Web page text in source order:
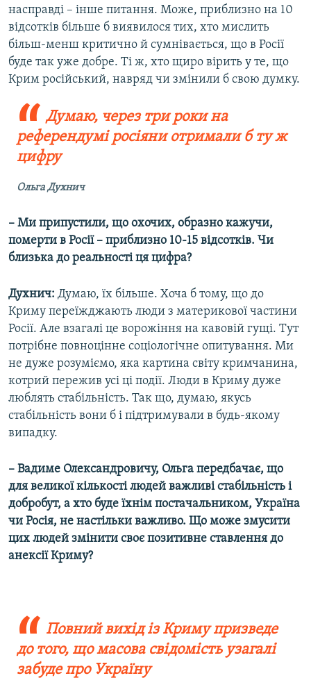
насправді – інше питання. Може, приблизно на 10
відсотків більше б виявилося тих, хто мислить
більш-менш критично й сумнівається, що в Росії
буде так уже добре. Ті ж, хто щиро вірить у те, що
Крим російський, навряд чи змінили б свою думку.
Думаю, через три роки на
референдумі росіяни отримали б ту ж
цифру
Ольга Духнич
– Ми припустили, що охочих, образно кажучи,
померти в Росії – приблизно 10-15 відсотків. Чи
близька до реальності ця цифра?
Духнич: Думаю, їх більше. Хоча б тому, що до
Криму переїжджають люди з материкової частини
Росії. Але взагалі це ворожіння на кавовій гущі. Тут
потрібне повноцінне соціологічне опитування. Ми
не дуже розуміємо, яка картина світу кримчанина,
котрий пережив усі ці події. Люди в Криму дуже
люблять стабільність. Так що, думаю, якусь
стабільність вони б і підтримували в будь-якому
випадку.
– Вадиме Олександровичу, Ольга передбачає, що
для великої кількості людей важливі стабільність і
добробут, а хто буде їхнім постачальником, Україна
чи Росія, не настільки важливо. Що може змусити
цих людей змінити своє позитивне ставлення до
анексії Криму?
Повний вихід із Криму призведе
до того, що масова свідомість узагалі
забуде про Україну